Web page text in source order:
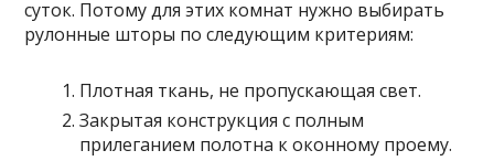
суток. Потому для этих комнат нужно выбирать
рулонные шторы по следующим критериям:
Плотная ткань, не пропускающая свет.
Закрытая конструкция с полным
прилеганием полотна к оконному проему.